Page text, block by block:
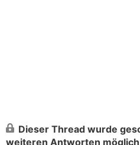
Dieser Thread wurde
weiteren Antworten